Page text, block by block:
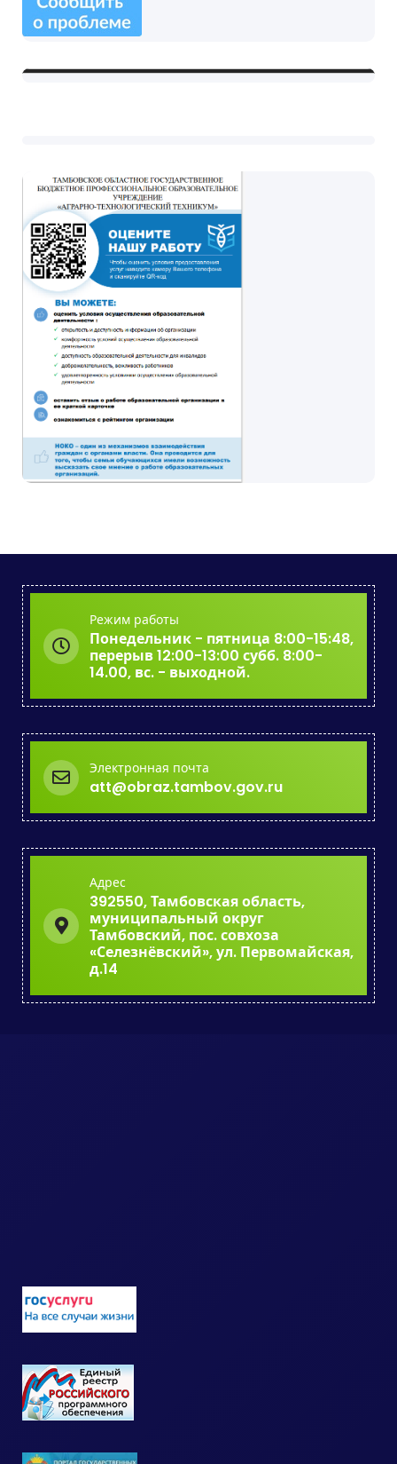
Режим работы
Понедельник - пятница 8:00-15:48,
перерыв 12:00-13:00 субб. 8:00-
14.00, вс. - выходной.
Электронная почта
att@obraz.tambov.gov.ru
Адрес
392550, Тамбовская область,
муниципальный округ
Тамбовский, пос. совхоза
«Селезнёвский», ул. Первомайская,
д.14